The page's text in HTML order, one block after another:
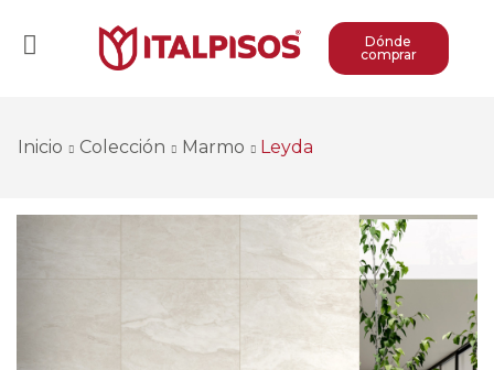
Dónde
comprar
Inicio Colección Marmo Leyda